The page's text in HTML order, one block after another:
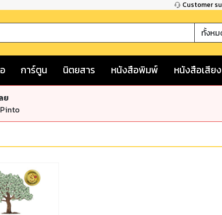
Customer
ทั้งห
การ์ตูน นิตยสาร หนังสือพิมพ์ หนังสือเสียง
ย